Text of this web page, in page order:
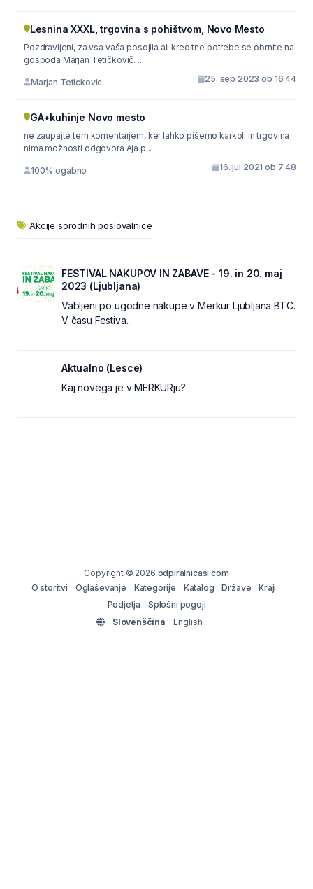
Lesnina XXXL, trgovina s pohištvom, Novo Mesto
Pozdravljeni, za vsa vaša posojila ali kreditne potrebe se obrnite na
gospoda Marjan Tetičkovič. ...
Marjan Tetickovic 25. sep 2023 ob 16:44
GA+kuhinje Novo mesto
ne zaupajte tem komentarjem, ker lahko pišemo karkoli in trgovina
nima možnosti odgovora Aja p...
100% ogabno 16. jul 2021 ob 7:48
Akcije sorodnih poslovalnice
FESTIVAL NAKUPOV IN ZABAVE - 19. in 20. maj
2023 (Ljubljana)
Vabljeni po ugodne nakupe v Merkur Ljubljana BTC.
V času Festiva...
Aktualno (Lesce)
Kaj novega je v MERKURju?
Copyright © 2026 odpiralnicasi.com
O storitvi
Oglaševanje Kategorije Katalog Države
Kraji
Podjetja
Splošni pogoji
Slovenščina
English